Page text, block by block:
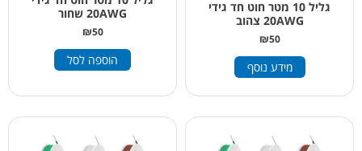
גליל 10 מטר חוט חד גידי
20AWG צהוב
₪50
מידע נוסף
20AWG שחור
₪50
הוספה לסל